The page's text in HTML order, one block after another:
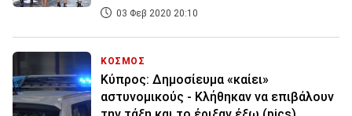
03 Φεβ 2020 20:10
ΚΟΣΜΟΣ
Κύπρος: Δημοσίευμα «καίει»
αστυνομικούς - Κλήθηκαν να επιβάλουν